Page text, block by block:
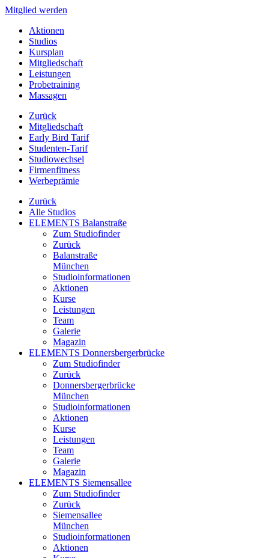
Mitglied werden
Aktionen
Studios
Kursplan
Mitgliedschaft
Leistungen
Probetraining
Massagen
Zurück
Mitgliedschaft
Early Bird Tarif
Studenten-Tarif
Studiowechsel
Firmenfitness
Werbeprämie
Zurück
Alle Studios
ELEMENTS Balanstraße
Zum Studiofinder
Zurück
Balan­straße
München
Studioinformationen
Aktionen
Kurse
Leistungen
Team
Galerie
Magazin
ELEMENTS Donnersbergerbrücke
Zum Studiofinder
Zurück
Donners­berger­brücke
München
Studioinformationen
Aktionen
Kurse
Leistungen
Team
Galerie
Magazin
ELEMENTS Siemensallee
Zum Studiofinder
Zurück
Siemens­allee
München
Studioinformationen
Aktionen